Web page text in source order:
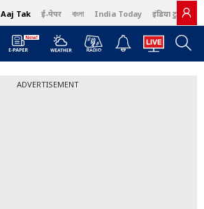
Aaj Tak ई-पेपर বাংলা India Today इंडिया टुडे हिंदी
ADVERTISEMENT